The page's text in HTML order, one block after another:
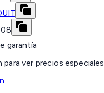
garantía
para ver precios especiales